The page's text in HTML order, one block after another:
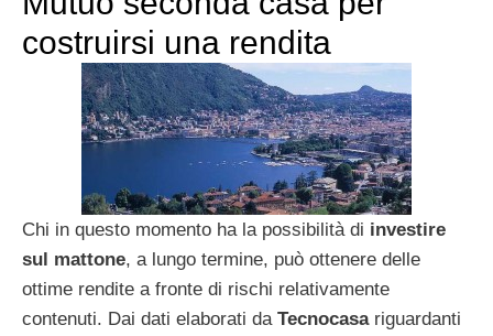
costruirsi una rendita
Chi in questo momento ha la possibilità di investire
sul mattone, a lungo termine, può ottenere delle
ottime rendite a fronte di rischi relativamente
contenuti. Dai dati elaborati da Tecnocasariguardanti